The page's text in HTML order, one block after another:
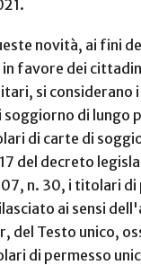
novità, ai fini
favore dei
si considerano
soggiorno di lungo
di carte di
del decreto
n. 30, i titolari di
ai sensi
del Testo unico,
di permesso